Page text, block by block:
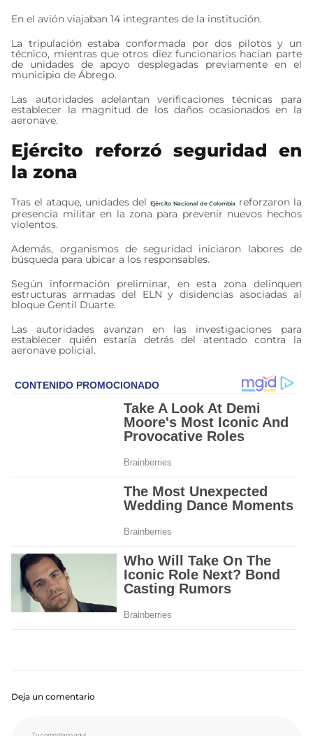
En el avión viajaban 14 integrantes de la institución.
La tripulación estaba conformada por dos pilotos y un
técnico, mientras que otros diez funcionarios hacían parte
de unidades de apoyo desplegadas previamente en el
municipio de Ábrego.
Las autoridades adelantan verificaciones técnicas para
establecer la magnitud de los daños ocasionados en la
aeronave.
Ejército reforzó seguridad en
la zona
Tras el ataque, unidades del Ejército Nacional de Colombia reforzaron la
presencia militar en la zona para prevenir nuevos hechos
violentos.
Además, organismos de seguridad iniciaron labores de
búsqueda para ubicar a los responsables.
Según información preliminar, en esta zona delinquen
estructuras armadas del ELN y disidencias asociadas al
bloque Gentil Duarte.
Las autoridades avanzan en las investigaciones para
establecer quién estaría detrás del atentado contra la
aeronave policial.
Deja un comentario